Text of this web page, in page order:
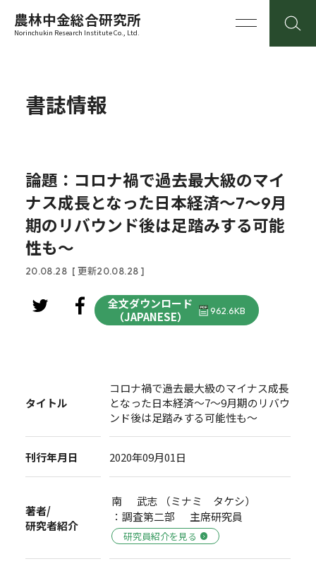
農林中金総合研究所
Norinchukin Research Institute Co., Ltd.
書誌情報
論題：コロナ禍で過去最大級のマイ
ナス成長となった日本経済～7～9月
期のリバウンド後は足踏みする可能
性も～
20.08.28 [ 更新20.08.28 ]
全文ダウンロード
（JAPANESE）
962.6KB
タイトル
コロナ禍で過去最大級のマイナス成長
となった日本経済～7～9月期のリバウ
ンド後は足踏みする可能性も～
刊行年月日 2020年09月01日
著者/
研究者紹介
南 武志 （ミナミ タケシ）
：調査第二部 主席研究員
研究員紹介を見る